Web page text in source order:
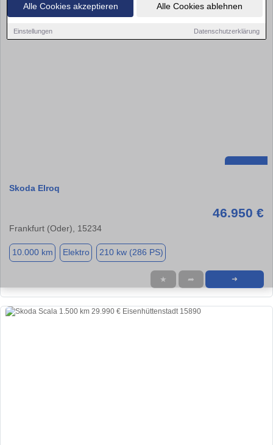
Alle Cookies akzeptieren Alle Cookies ablehnen
Einstellungen Datenschutzerklärung
Skoda Elroq
46.950 €
Frankfurt (Oder), 15234
10.000 km Elektro 210 kw (286 PS)
★ ➦ ➜